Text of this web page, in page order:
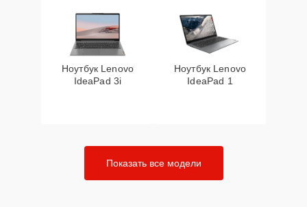
Ноутбук Lenovo
IdeaPad 3i
Ноутбук Lenovo
IdeaPad 1
Показать все модели